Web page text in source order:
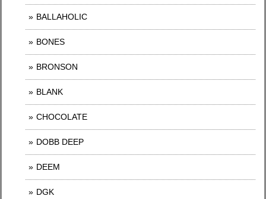
BALLAHOLIC
BONES
BRONSON
BLANK
CHOCOLATE
DOBB DEEP
DEEM
DGK